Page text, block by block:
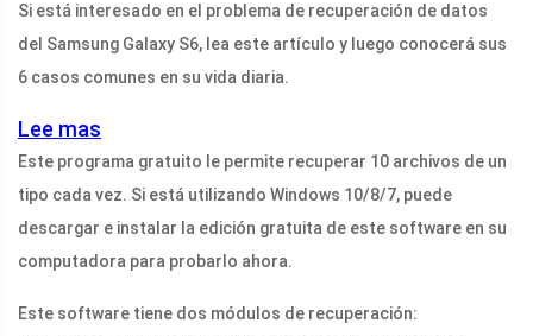
Si está interesado en el problema de recuperación de datos
del Samsung Galaxy S6, lea este artículo y luego conocerá sus
6 casos comunes en su vida diaria.
Lee mas
Este programa gratuito le permite recuperar 10 archivos de un
tipo cada vez. Si está utilizando Windows 10/8/7, puede
descargar e instalar la edición gratuita de este software en su
computadora para probarlo ahora.
Este software tiene dos módulos de recuperación: